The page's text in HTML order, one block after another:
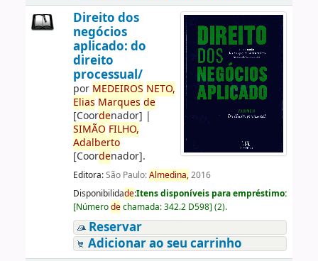
Direito dos
negócios
aplicado: do
direito
processual/
por MEDEIROS NETO,
Elias Marques de
[Coordenador] |
SIMÃO FILHO,
Adalberto
[Coordenador].
Editora:São Paulo:Almedina,2016
Disponibilidade:Itens disponíveis para empréstimo:
[Númerodechamada:342.2 D598] (2).
Reservar
Adicionar ao seu carrinho